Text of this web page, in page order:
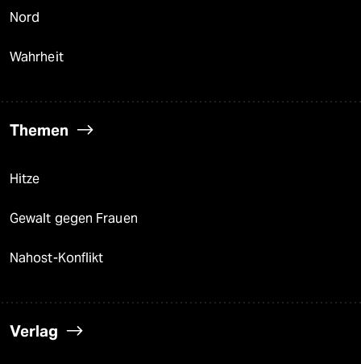
Nord
Wahrheit
Themen
Hitze
Gewalt gegen Frauen
Nahost-Konflikt
Verlag